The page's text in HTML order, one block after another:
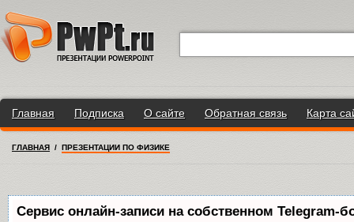
Главная Подписка О сайте Обратная связь Карта
ГЛАВНАЯ / ПРЕЗЕНТАЦИИ ПО ФИЗИКЕ
Сервис онлайн-записи на собственном Telegram-